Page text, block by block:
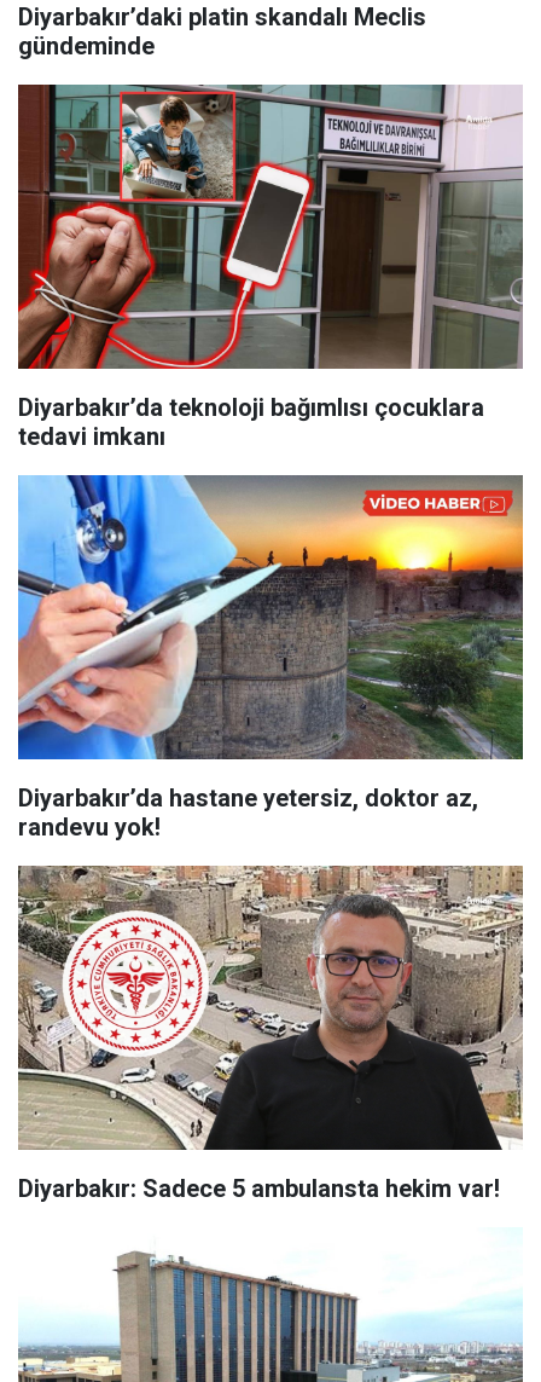
Diyarbakır’daki platin skandalı Meclis
gündeminde
Diyarbakır’da teknoloji bağımlısı çocuklara
tedavi imkanı
Diyarbakır’da hastane yetersiz, doktor az,
randevu yok!
Diyarbakır: Sadece 5 ambulansta hekim var!